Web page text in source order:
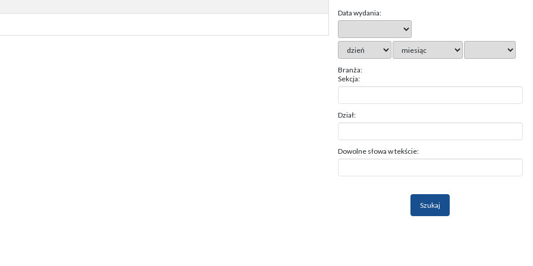
Data wydania:
Branża:
Sekcja:
Dział:
Dowolne słowa w tekście: